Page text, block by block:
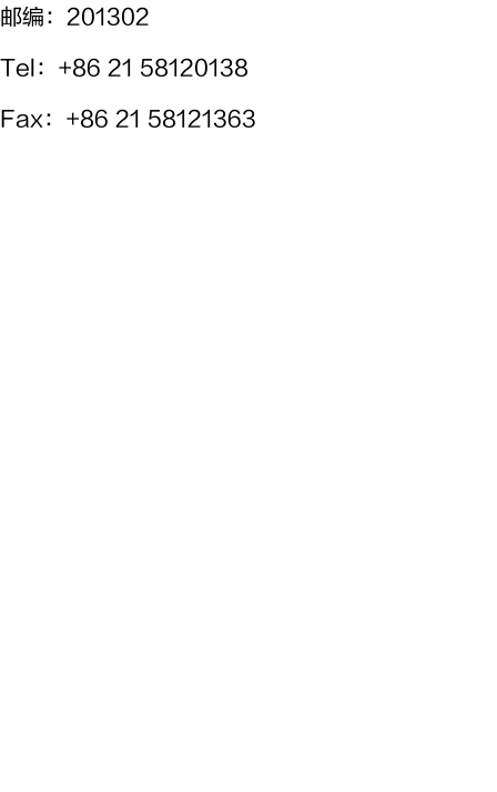
邮编：201302
Tel ：+86 21 58120138
Fax：+86 21 58121363